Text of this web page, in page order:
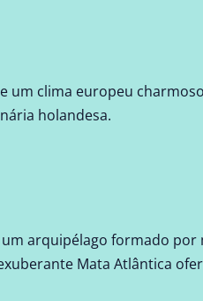
um clima europeu
holandesa.
arquipélago formado
Mata Atlântica